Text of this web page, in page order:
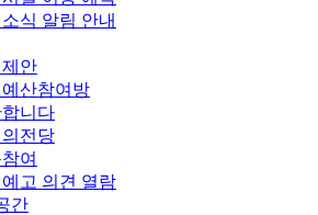
식 알림 안내
안
산참여방
니다
전당
여
고 의견 열람
간